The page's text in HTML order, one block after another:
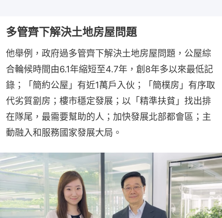
多管齊下解決土地房屋問題
他舉例，政府過多管齊下解決土地房屋問題，公屋綜
合輪候時間由6.1年縮短至4.7年，創8年多以來最低記
錄；「簡約公屋」有近1萬戶入伙；「簡樸房」有序取
代劣質劏房；樓市穩定發展；以「精準扶貧」找出排
在隊尾，最需要幫助的人；加快發展北部都會區；主
動融入和服務國家發展大局。